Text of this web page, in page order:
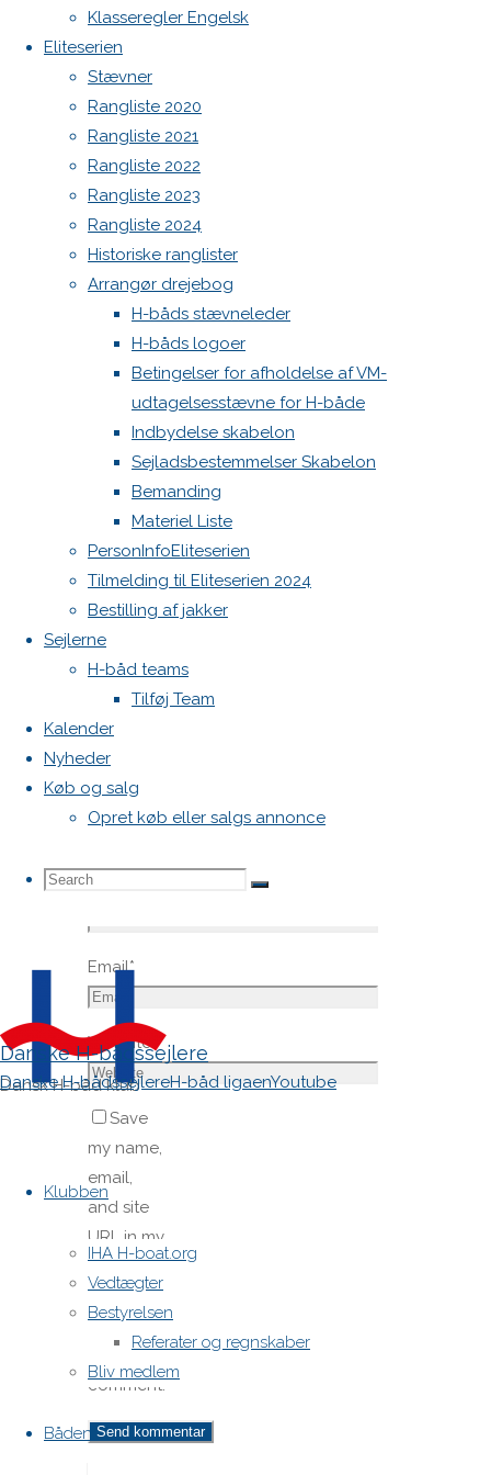
Klasseregler Engelsk
Eliteserien
Stævner
Rangliste 2020
Rangliste 2021
Rangliste 2022
Rangliste 2023
Rangliste 2024
Historiske ranglister
Arrangør drejebog
H-båds stævneleder
H-båds logoer
Betingelser for afholdelse af VM-
udtagelsesstævne for H-både
Indbydelse skabelon
Sejladsbestemmelser Skabelon
Bemanding
Materiel Liste
PersonInfoEliteserien
Tilmelding til Eliteserien 2024
Bestilling af jakker
Sejlerne
H-båd teams
Tilføj Team
Kalender
Nyheder
Køb og salg
Opret køb eller salgs annonce
Search
Search
for:
Search
Danske H-bådssejlere
Dansk H-båd klub
Danske H-bådssejlereH-båd ligaenYoutube
Klubben
IHA H-boat.org
Vedtægter
Bestyrelsen
Referater og regnskaber
Bliv medlem
Båden
image
Next
image
Skriv
et
svar
Din e-
mailadresse
vil ikke
publiceret.
Krævede
felter er
markeret
med
Comment
Name
Email*
Website
Save
my name,
email,
and site
URL in my
browser
for next
time I
post a
comment.
WordPress.org